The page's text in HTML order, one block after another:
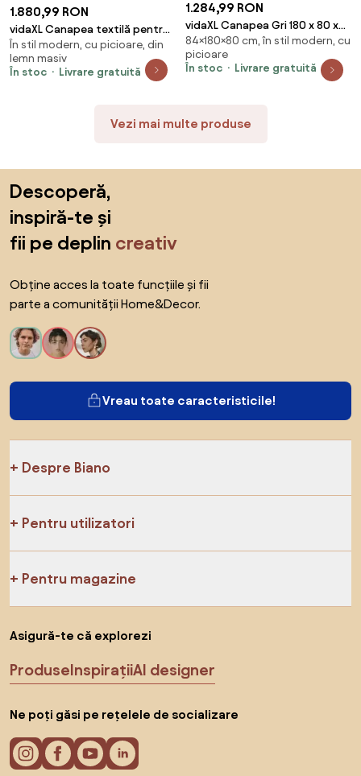
1.880,99 RON
vidaXL Canapea textilă pentru
3 persoane, Gri deschis
În stil modern, cu picioare, din
lemn masiv
În stoc
Livrare gratuită
1.284,99 RON
vidaXL Canapea Gri 180 x 80 x
84 cm țesătură
84×180×80 cm, în stil modern, cu
picioare
În stoc
Livrare gratuită
Vezi mai multe produse
Descoperă,
inspiră-te și
fii pe deplin creativ
Obține acces la toate funcțiile și fii
parte a comunității Home&Decor.
Vreau toate caracteristicile!
Despre Biano
Pentru utilizatori
Pentru magazine
Asigură-te că explorezi
ProduseInspirațiiAI designer
Ne poți găsi pe rețelele de socializare